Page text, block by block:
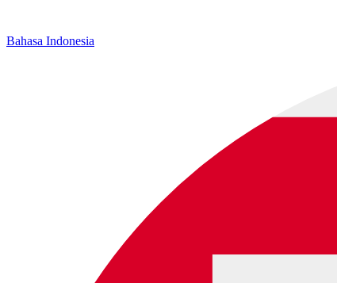
Bahasa Indonesia